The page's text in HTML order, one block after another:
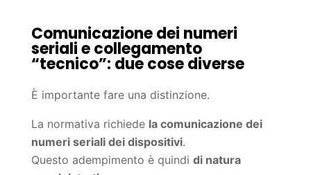
Comunicazione dei numeri
seriali e collegamento
“tecnico”: due cose diverse
È importante fare una distinzione.
La normativa richiede la comunicazione dei
numeri seriali dei dispositivi.
Questo adempimento è quindi di natura